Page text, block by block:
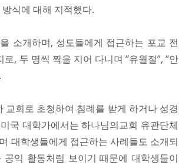
식에 대해 지적했다.
소개하며, 성도들에게 접근하는 포교 전
, 두 명씩 짝을 지어 다니며 “유월절”, “안
회로 초청하여 침례를 받게 하거나 성경
국 대학가에서는 하나님의교회 유관단체
대학생들에게 접근하는 사례들도 소개되
익 활동처럼 보이기 때문에 대학생들이